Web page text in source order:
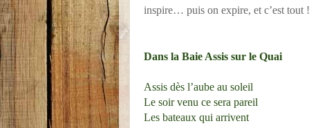
inspire… puis on expire, et c’est tout !
Dans la Baie Assis sur le Quai
Assis dès l’aube au soleil
Le soir venu ce sera pareil
Les bateaux qui arrivent